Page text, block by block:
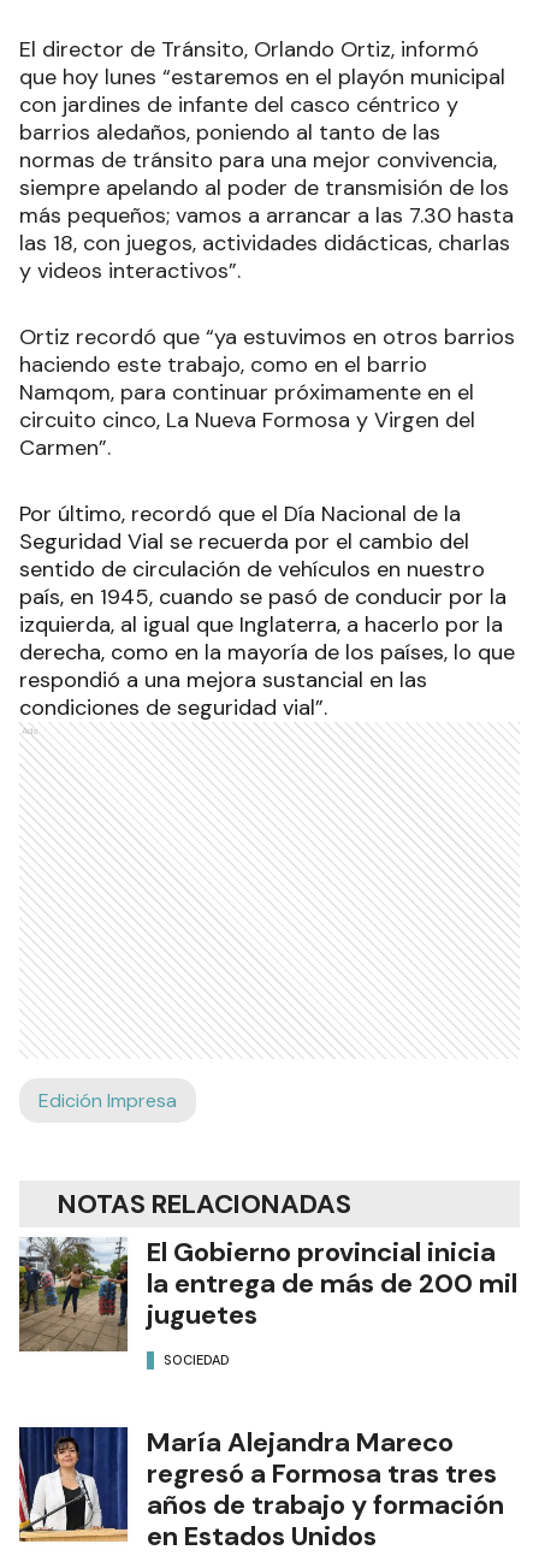
El director de Tránsito, Orlando Ortiz, informó
que hoy lunes “estaremos en el playón municipal
con jardines de infante del casco céntrico y
barrios aledaños, poniendo al tanto de las
normas de tránsito para una mejor convivencia,
siempre apelando al poder de transmisión de los
más pequeños; vamos a arrancar a las 7.30 hasta
las 18, con juegos, actividades didácticas, charlas
y videos interactivos”.
Ortiz recordó que “ya estuvimos en otros barrios
haciendo este trabajo, como en el barrio
Namqom, para continuar próximamente en el
circuito cinco, La Nueva Formosa y Virgen del
Carmen”.
Por último, recordó que el Día Nacional de la
Seguridad Vial se recuerda por el cambio del
sentido de circulación de vehículos en nuestro
país, en 1945, cuando se pasó de conducir por la
izquierda, al igual que Inglaterra, a hacerlo por la
derecha, como en la mayoría de los países, lo que
respondió a una mejora sustancial en las
condiciones de seguridad vial”.
Ads
Edición Impresa
NOTAS RELACIONADAS
El Gobierno provincial inicia
la entrega de más de 200 mil
juguetes
SOCIEDAD
María Alejandra Mareco
regresó a Formosa tras tres
años de trabajo y formación
en Estados Unidos